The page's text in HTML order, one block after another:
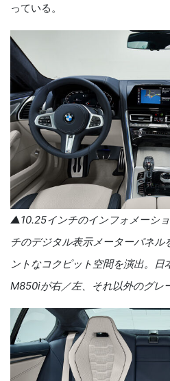
っている。
▲10.25インチのインフォメーシ
チのデジタル表示メーターパネ
ントなコクピット空間を演出。
M850iが右／左、それ以外のグレ